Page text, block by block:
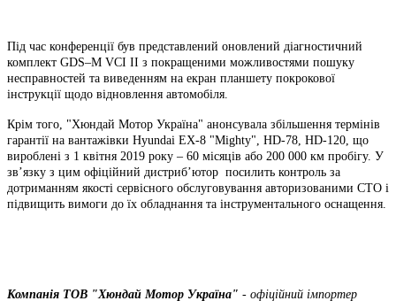
Під час конференції був представлений оновлений діагностичний
комплект GDS–M VCI II з покращеними можливостями пошуку
несправностей та виведенням на екран планшету покрокової
інструкції щодо відновлення автомобіля.
Крім того, "Хюндай Мотор Україна" анонсувала збільшення термінів
гарантії на вантажівки Hyundai ЕХ-8 "Mighty", HD-78, HD-120, що
вироблені з 1 квітня 2019 року – 60 місяців або 200 000 км пробігу. У
зв’язку з цим офіційний дистриб’ютор посилить контроль за
дотриманням якості сервісного обслуговування авторизованими СТО і
підвищить вимоги до їх обладнання та інструментального оснащення.
Компанія ТOВ "Хюндай Мотор Україна" - офіційний імпортер